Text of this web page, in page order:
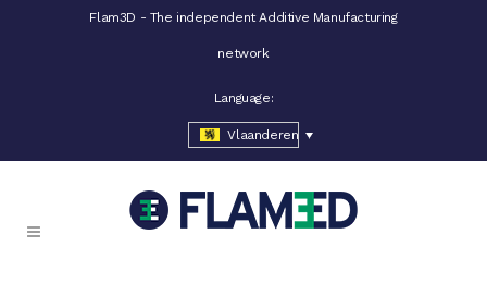
Flam3D - The independent Additive Manufacturing
network
Language:
Vlaanderen